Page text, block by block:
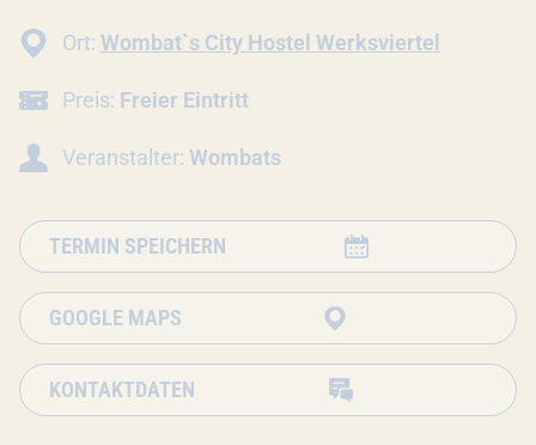
Ort: Wombat`s City Hostel Werksviertel
Preis: Freier Eintritt
Veranstalter: Wombats
TERMIN SPEICHERN
GOOGLE MAPS
KONTAKTDATEN